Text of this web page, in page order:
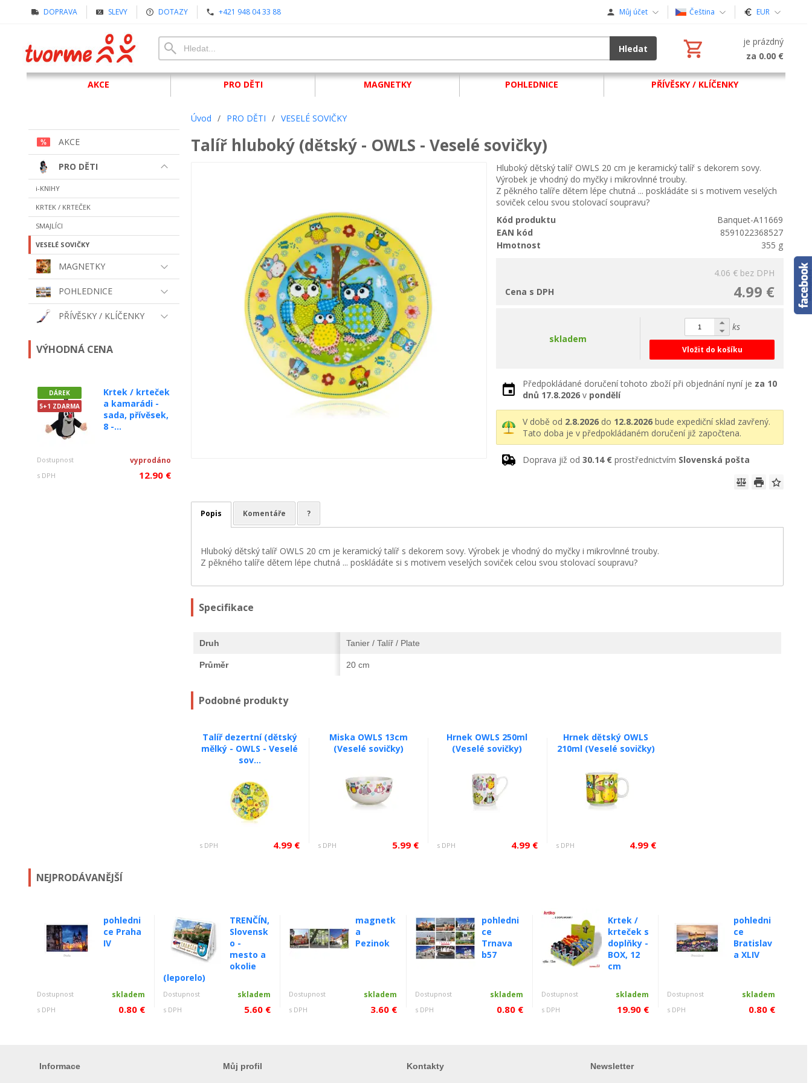
DOPRAVA SLEVY DOTAZY +421 948 04 33 88 Můj účet Čeština EUR
Hledat
je prázdný
za 0.00 €
AKCE PRO DĚTI MAGNETKY POHLEDNICE PŘÍVĚSKY / KLÍČENKY
AKCE
PRO DĚTI
i-KNIHY
KRTEK / KRTEČEK
SMAJLÍCI
VESELÉ SOVIČKY
MAGNETKY
POHLEDNICE
PŘÍVĚSKY / KLÍČENKY
VÝHODNÁ CENA
DÁREK
5+1 ZDARMA
Krtek / krteček
a kamarádi -
sada, přívěsek,
8 -...
Dostupnost vyprodáno
s DPH 12.90 €
Úvod / PRO DĚTI / VESELÉ SOVIČKY
Talíř hluboký (dětský - OWLS - Veselé sovičky)
Hluboký dětský talíř OWLS 20 cm je keramický talíř s dekorem sovy.
Výrobek je vhodný do myčky i mikrovlnné trouby.
Z pěkného talíře dětem lépe chutná ... poskládáte si s motivem veselých
soviček celou svou stolovací soupravu?
Kód produktu
Banquet-A11669
EAN kód
8591022368527
Hmotnost
355 g
4.06 € bez DPH
4.99 €
Cena s DPH
skladem
ks
Vložit do košíku
Předpokládané doručení tohoto zboží při objednání nyní je za 10
dnů 17.8.2026 v pondělí
V době od 2.8.2026 do 12.8.2026 bude expediční sklad zavřený.
Tato doba je v předpokládaném doručení již započtena.
Doprava již od30.14 € prostřednictvím Slovenská pošta
Popis Komentáře ?
Hluboký dětský talíř OWLS 20 cm je keramický talíř s dekorem sovy. Výrobek je vhodný do myčky i mikrovlnné trouby.
Z pěkného talíře dětem lépe chutná ... poskládáte si s motivem veselých soviček celou svou stolovací soupravu?
Specifikace
Druh Tanier / Talíř / Plate
Průměr 20 cm
Podobné produkty
Talíř dezertní (dětský
mělký - OWLS - Veselé
sov...
s DPH 4.99 €
Miska OWLS 13cm
(Veselé sovičky)
s DPH 5.99 €
Hrnek OWLS 250ml
(Veselé sovičky)
s DPH 4.99 €
Hrnek dětský OWLS
210ml (Veselé sovičky)
s DPH 4.99 €
NEJPRODÁVANĚJŠÍ
pohledni
ce Praha
IV
Dostupnost skladem
s DPH 0.80 €
TRENČÍN,
Slovensk
o -
mesto a
okolie
(leporelo)
Dostupnost skladem
s DPH 5.60 €
magnetk
a
Pezinok
Dostupnost skladem
s DPH 3.60 €
pohledni
ce
Trnava
b57
Dostupnost skladem
s DPH 0.80 €
Krtek /
krteček s
doplňky -
BOX, 12
cm
Dostupnost skladem
s DPH 19.90 €
pohledni
ce
Bratislav
a XLIV
Dostupnost skladem
s DPH 0.80 €
Informace Můj profil Kontakty Newsletter